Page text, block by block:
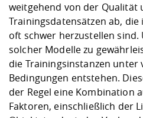
weitgehend von der Qualität
Trainingsdatensätzen ab,
oft schwer herzustellen sind.
solcher Modelle zu
die Trainingsinstanzen unter
Bedingungen entstehen.
der Regel eine Kombination
Faktoren, einschließlich der